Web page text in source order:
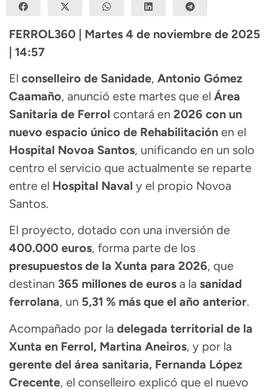
FERROL360 | Martes 4 de noviembre de 2025
| 14:57
El conselleiro de Sanidade, Antonio Gómez
Caamaño, anunció este martes que el Área
Sanitaria de Ferrol contará en 2026 con un
nuevo espacio único de Rehabilitación en el
Hospital Novoa Santos, unificando en un solo
centro el servicio que actualmente se reparte
entre el Hospital Naval y el propio Novoa
Santos.
El proyecto, dotado con una inversión de
400.000 euros, forma parte de los
presupuestos de la Xunta para 2026, que
destinan 365 millones de euros a la sanidad
ferrolana, un 5,31 % más que el año anterior.
Acompañado por la delegada territorial de la
Xunta en Ferrol, Martina Aneiros, y por la
gerente del área sanitaria, Fernanda López
Crecente, el conselleiro explicó que el nuevo